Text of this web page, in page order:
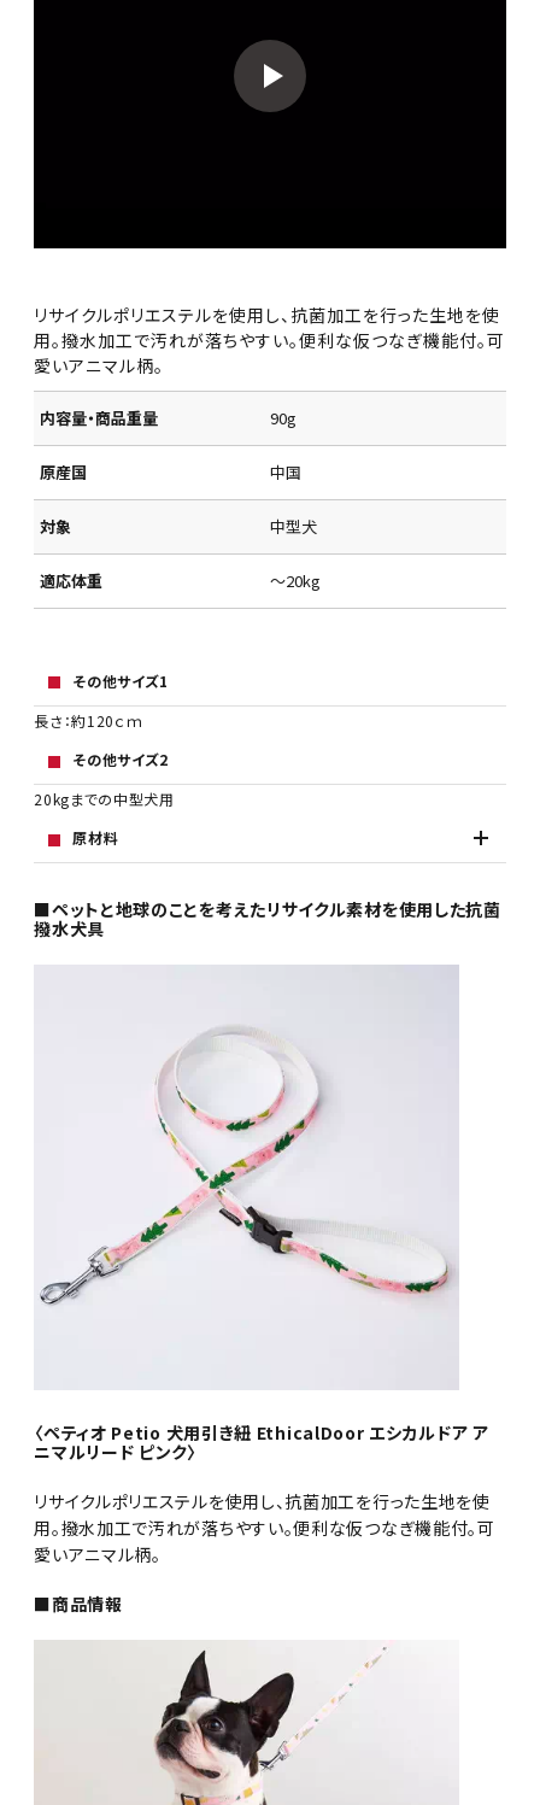
リサイクルポリエステルを使用し、抗菌加工を行った生地を使
用。撥水加工で汚れが落ちやすい。便利な仮つなぎ機能付。可
愛いアニマル柄。
内容量・商品重量 90g
原産国 中国
対象 中型犬
適応体重 ～20kg
その他サイズ1
長さ：約120ｃｍ
その他サイズ2
20kgまでの中型犬用
原材料
■ペットと地球のことを考えたリサイクル素材を使用した抗菌
撥水犬具
〈ペティオ Petio 犬用引き紐 EthicalDoor エシカルドア ア
ニマルリード ピンク〉
リサイクルポリエステルを使用し、抗菌加工を行った生地を使
用。撥水加工で汚れが落ちやすい。便利な仮つなぎ機能付。可
愛いアニマル柄。
■商品情報